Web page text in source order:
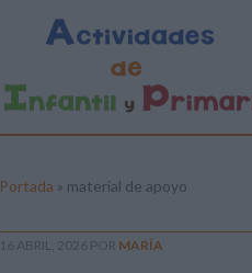
Portada » material de apoyo
16 ABRIL, 2026 POR MARÍA